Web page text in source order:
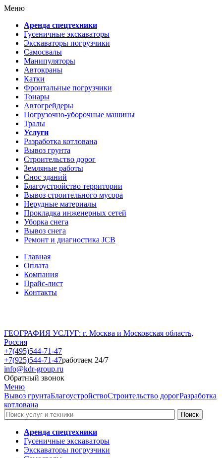
Меню
Аренда спецтехники
Гусеничные экскаваторы
Экскаваторы погрузчики
Самосвалы
Манипуляторы
Автокраны
Катки
Фронтальные погрузчики
Тонары
Автогрейдеры
Погрузочно-уборочные машины
Тралы
Услуги
Разработка котлована
Вывоз грунта
Строительство дорог
Земляные работы
Снос зданий
Благоустройство территории
Вывоз строительного мусора
Нерудные материалы
Прокладка инженерных сетей
Уборка снега
Вывоз снега
Ремонт и диагностика JCB
Главная
Оплата
Компания
Прайс-лист
Контакты
ГЕОГРАФИЯ УСЛУГ: г. Москва и Московская область,
Россия
+7(495)544-71-47
+7(925)544-71-47работаем 24/7
info@kdr-group.ru
Обратный звонок
Меню
Вывоз грунтаБлагоустройствоСтроительство дорогРазработка
котлована
Аренда спецтехники
Гусеничные экскаваторы
Экскаваторы погрузчики